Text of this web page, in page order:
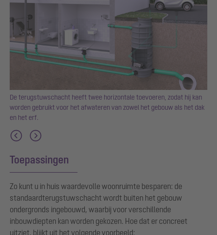
De terugstuwschacht heeft twee horizontale toevoeren, zodat hij kan
worden gebruikt voor het afwateren van zowel het gebouw als het dak
en het erf.
Toepassingen
Zo kunt u in huis waardevolle woonruimte besparen: de
standaardterugstuwschacht wordt buiten het gebouw
ondergronds ingebouwd, waarbij voor verschillende
inbouwdiepten kan worden gekozen. Hoe dat er concreet
uitziet, blijkt uit het volgende voorbeeld: